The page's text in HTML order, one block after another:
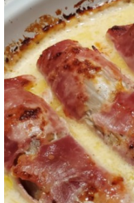
Preise
Online-Buchun
Fotos
Kontact